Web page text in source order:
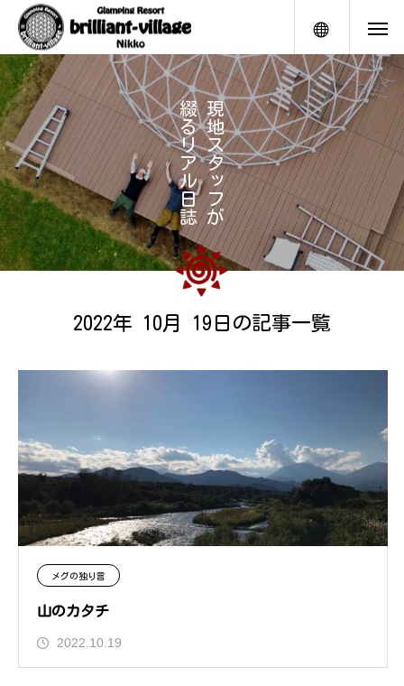
メニュー
現
地
ス
タ
ッ
フ
が
綴
る
リ
ア
ル
日
誌
2022年 10月 19日の記事一覧
メグの独り言
山のカタチ
2022.10.19